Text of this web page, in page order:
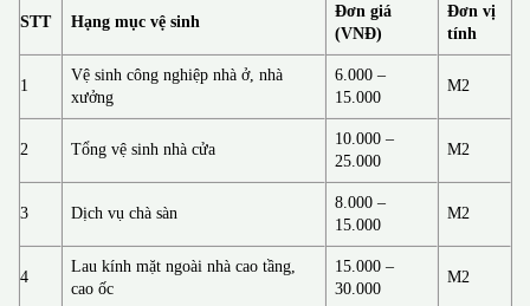
STT Hạng mục vệ sinh
Đơn giá
(VNĐ)
Đơn vị
tính
1
Vệ sinh công nghiệp nhà ở, nhà
xưởng
6.000 –
15.000
M2
2 Tổng vệ sinh nhà cửa
10.000 –
25.000
M2
3 Dịch vụ chà sàn
8.000 –
15.000
M2
4
Lau kính mặt ngoài nhà cao tầng,
cao ốc
15.000 –
30.000
M2